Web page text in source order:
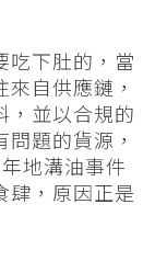
吃下肚的，當
自供應鏈，
，並以合規的
題的貨源，
地溝油事件
肆，原因正是